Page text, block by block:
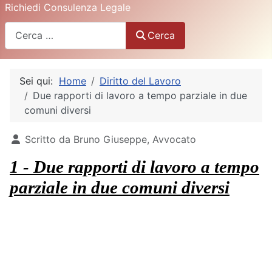
Richiedi Consulenza Legale
Cerca
Sei qui: Home
Diritto del Lavoro
Due rapporti di lavoro a tempo parziale in due
comuni diversi
Dettagli
Scritto da Bruno Giuseppe, Avvocato
1 - Due rapporti di lavoro a tempo
parziale in due comuni diversi